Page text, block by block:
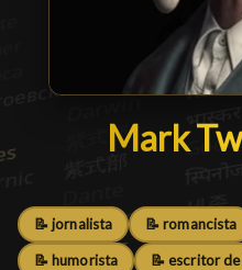
Mark
Mark
📝 jornalista 📝 romancista
📝 humorista 📝 escritor